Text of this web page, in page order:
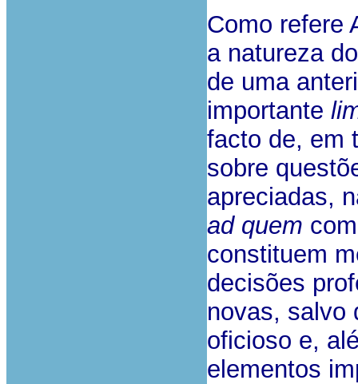
Como refere
a natureza
de uma
importante
facto de, em
sobre
apreciadas,
ad quem
constituem
decisões
novas, salvo
oficioso e,
elementos